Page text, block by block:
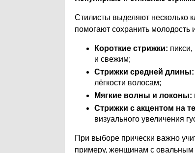
Стилисты выделяют несколько
помогают сохранить молодость
Короткие стрижки:
и свежим;
Стрижки средней длины:
лёгкости волосам;
Мягкие волны и локоны:
Стрижки с акцентом на
визуального увеличения
При выборе прически важно
примеру, женщинам с овальным